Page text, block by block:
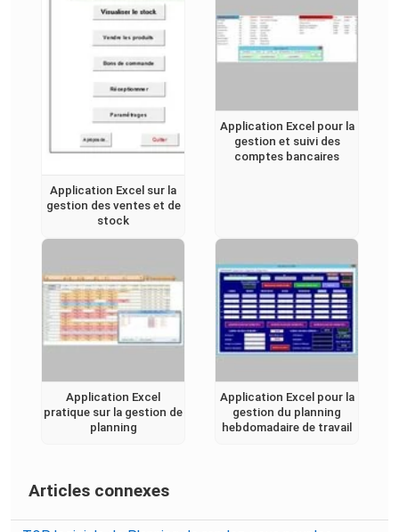
Application Excel sur la
gestion des ventes et de
stock
Application Excel pour la
gestion et suivi des
comptes bancaires
Application Excel
pratique sur la gestion de
planning
Application Excel pour la
gestion du planning
hebdomadaire de travail
Articles connexes